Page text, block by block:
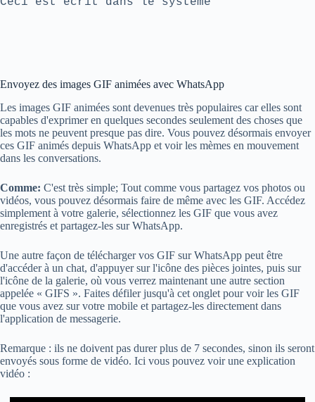
Envoyez des images GIF animées avec WhatsApp
Les images GIF animées sont devenues très populaires car elles sont
capables d'exprimer en quelques secondes seulement des choses que
les mots ne peuvent presque pas dire. Vous pouvez désormais envoyer
ces GIF animés depuis WhatsApp et voir les mèmes en mouvement
dans les conversations.
Comme: C'est très simple; Tout comme vous partagez vos photos ou
vidéos, vous pouvez désormais faire de même avec les GIF. Accédez
simplement à votre galerie, sélectionnez les GIF que vous avez
enregistrés et partagez-les sur WhatsApp.
Une autre façon de télécharger vos GIF sur WhatsApp peut être
d'accéder à un chat, d'appuyer sur l'icône des pièces jointes, puis sur
l'icône de la galerie, où vous verrez maintenant une autre section
appelée « GIFS ». Faites défiler jusqu'à cet onglet pour voir les GIF
que vous avez sur votre mobile et partagez-les directement dans
l'application de messagerie.
Remarque : ils ne doivent pas durer plus de 7 secondes, sinon ils seront
envoyés sous forme de vidéo. Ici vous pouvez voir une explication
vidéo :